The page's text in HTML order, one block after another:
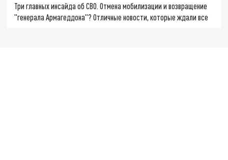
Три главных инсайда об СВО. Отмена мобилизации и возвращение
"генерала Армагеддона"? Отличные новости, которые ждали все